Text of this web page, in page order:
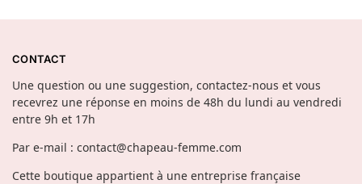
CONTACT
Une question ou une suggestion, contactez-nous et vous
recevrez une réponse en moins de 48h du lundi au vendredi
entre 9h et 17h
Par e-mail : contact@chapeau-femme.com
Cette boutique appartient à une entreprise française